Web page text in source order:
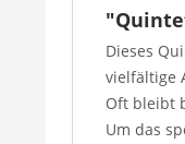
Dieses
vielfältige
Oft bleibt
Um das